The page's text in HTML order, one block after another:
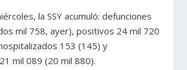
la SSY acumuló: defunciones
mil 758, ayer), positivos 24 mil 720
153 (145) y
mil 089 (20 mil 880).